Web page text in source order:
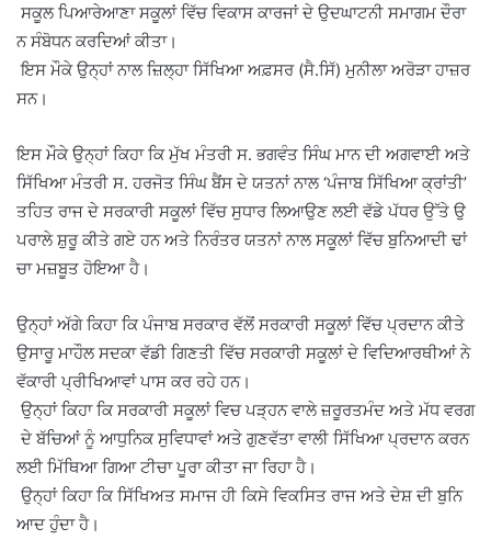
ਸਕੂਲ ਪਿਆਰੇਆਣਾ ਸਕੂਲਾਂ ਵਿੱਚ ਵਿਕਾਸ ਕਾਰਜਾਂ ਦੇ ਉਦਘਾਟਨੀ ਸਮਾਗਮ ਦੌਰਾ
ਨ ਸੰਬੋਧਨ ਕਰਦਿਆਂ ਕੀਤਾ।
ਇਸ ਮੌਕੇ ਉਨ੍ਹਾਂ ਨਾਲ ਜ਼ਿਲ੍ਹਾ ਸਿੱਖਿਆ ਅਫ਼ਸਰ (ਸੈ.ਸਿੱ) ਮੁਨੀਲਾ ਅਰੋੜਾ ਹਾਜ਼ਰ
ਸਨ।
ਇਸ ਮੌਕੇ ਉਨ੍ਹਾਂ ਕਿਹਾ ਕਿ ਮੁੱਖ ਮੰਤਰੀ ਸ. ਭਗਵੰਤ ਸਿੰਘ ਮਾਨ ਦੀ ਅਗਵਾਈ ਅਤੇ
ਸਿੱਖਿਆ ਮੰਤਰੀ ਸ. ਹਰਜੋਤ ਸਿੰਘ ਬੈਂਸ ਦੇ ਯਤਨਾਂ ਨਾਲ ‘ਪੰਜਾਬ ਸਿੱਖਿਆ ਕ੍ਰਾਂਤੀ’
ਤਹਿਤ ਰਾਜ ਦੇ ਸਰਕਾਰੀ ਸਕੂਲਾਂ ਵਿੱਚ ਸੁਧਾਰ ਲਿਆਉਣ ਲਈ ਵੱਡੇ ਪੱਧਰ ਉੱਤੇ ਉ
ਪਰਾਲੇ ਸ਼ੁਰੂ ਕੀਤੇ ਗਏ ਹਨ ਅਤੇ ਨਿਰੰਤਰ ਯਤਨਾਂ ਨਾਲ ਸਕੂਲਾਂ ਵਿੱਚ ਬੁਨਿਆਦੀ ਢਾਂ
ਚਾ ਮਜ਼ਬੂਤ ਹੋਇਆ ਹੈ।
ਉਨ੍ਹਾਂ ਅੱਗੇ ਕਿਹਾ ਕਿ ਪੰਜਾਬ ਸਰਕਾਰ ਵੱਲੋਂ ਸਰਕਾਰੀ ਸਕੂਲਾਂ ਵਿੱਚ ਪ੍ਰਦਾਨ ਕੀਤੇ
ਉਸਾਰੂ ਮਾਹੌਲ ਸਦਕਾ ਵੱਡੀ ਗਿਣਤੀ ਵਿੱਚ ਸਰਕਾਰੀ ਸਕੂਲਾਂ ਦੇ ਵਿਦਿਆਰਥੀਆਂ ਨੇ
ਵੱਕਾਰੀ ਪ੍ਰੀਖਿਆਵਾਂ ਪਾਸ ਕਰ ਰਹੇ ਹਨ।
ਉਨ੍ਹਾਂ ਕਿਹਾ ਕਿ ਸਰਕਾਰੀ ਸਕੂਲਾਂ ਵਿਚ ਪੜ੍ਹਨ ਵਾਲੇ ਜ਼ਰੂਰਤਮੰਦ ਅਤੇ ਮੱਧ ਵਰਗ
ਦੇ ਬੱਚਿਆਂ ਨੂੰ ਆਧੁਨਿਕ ਸੁਵਿਧਾਵਾਂ ਅਤੇ ਗੁਣਵੱਤਾ ਵਾਲੀ ਸਿੱਖਿਆ ਪ੍ਰਦਾਨ ਕਰਨ
ਲਈ ਮਿੱਥਿਆ ਗਿਆ ਟੀਚਾ ਪੂਰਾ ਕੀਤਾ ਜਾ ਰਿਹਾ ਹੈ।
ਉਨ੍ਹਾਂ ਕਿਹਾ ਕਿ ਸਿੱਖਿਅਤ ਸਮਾਜ ਹੀ ਕਿਸੇ ਵਿਕਸਿਤ ਰਾਜ ਅਤੇ ਦੇਸ਼ ਦੀ ਬੁਨਿ
ਆਦ ਹੁੰਦਾ ਹੈ।